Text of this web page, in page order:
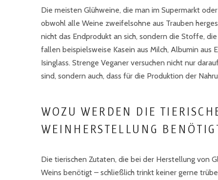
Die meisten Glühweine, die man im Supermarkt
obwohl alle Weine zweifelsohne aus Trauben
nicht das Endprodukt an sich, sondern die Stoffe,
fallen beispielsweise Kasein aus Milch, Albumin
Isinglass. Strenge Veganer versuchen nicht nur
sind, sondern auch, dass für die Produktion der
WOZU WERDEN DIE
WEINHERSTELLUNG
Die tierischen Zutaten, die bei der Herstellung von
Weins benötigt – schließlich trinkt keiner gerne